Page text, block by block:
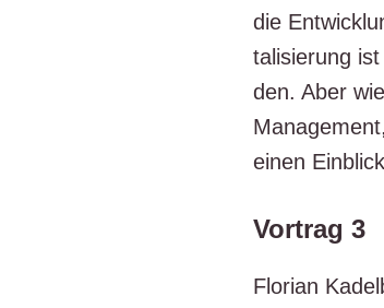
die
ta­li­sie­rung
den. Aber
einen
Vortrag 3
Flo­ri­an